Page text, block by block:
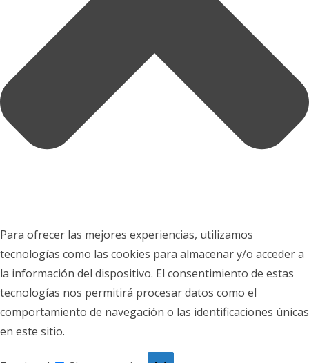
Para ofrecer las mejores experiencias, utilizamos
tecnologías como las cookies para almacenar y/o acceder a
la información del dispositivo. El consentimiento de estas
tecnologías nos permitirá procesar datos como el
comportamiento de navegación o las identificaciones únicas
en este sitio.